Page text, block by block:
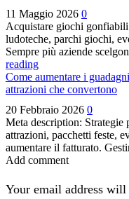
11 Maggio 2026 0
Acquistare giochi gonfiabili
ludoteche, parchi giochi,
Sempre più aziende
reading
Come aumentare i
attrazioni che convertono
20 Febbraio 2026 0
Meta description: Strategie
attrazioni, pacchetti feste,
aumentare il fatturato.
Add comment
Your email address